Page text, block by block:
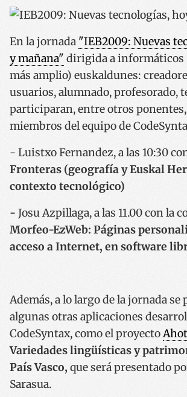
En la jornada "IEB2009: Nuevas
y mañana" dirigida a informáticos
más amplio) euskaldunes:
usuarios, alumnado, profesorado,
participaran, entre otros
miembros del equipo de
- Luistxo Fernandez, a las 10:30
Fronteras (geografía y Euskal
contexto tecnológico)
- Josu Azpillaga, a las 11.00 con la
Morfeo-EzWeb: Páginas
acceso a Internet, en software
Además, a lo largo de la jornada se
algunas otras aplicaciones
CodeSyntax, como el proyecto
Variedades lingüísticas y
País Vasco, que será presentado
Sarasua.